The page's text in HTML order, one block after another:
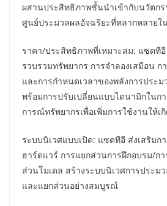
ผสานประสิทธิภาพชั้นนำเข้ากับนวัตกร
ศูนย์ประมวลผลอัจฉริยะที่หลากหลายใ
ราคา/ประสิทธิภาพที่เหมาะสม: แซดที
รวบรวมทรัพยากร การจำลองเสมือน ก
และการกำหนดเวลาของพลังการประ
พร้อมการปรับเปลี่ยนแบบไดนามิกในก
การณ์ทรัพยากรเพื่อเพิ่มการใช้งานให้เ
ระบบนิเวศแบบเปิด: แซดทีอี ส่งเสริม
ฮาร์ดแวร์ การแยกส่วนการฝึกอบรม/ก
ส่วนโมเดล สร้างระบบนิเวศการประม
และแยกส่วนอย่างสมบูรณ์